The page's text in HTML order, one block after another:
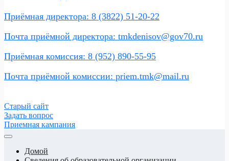
Приёмная директора: 8 (3822) 51-20-22
Почта приёмной директора: tmkdenisov@gov70.ru
Приёмная комиссия: 8 (952) 890-55-95
Почта приёмной комиссии: priem.tmk@mail.ru
Старый сайт
Задать вопрос
Приемная кампания
Домой